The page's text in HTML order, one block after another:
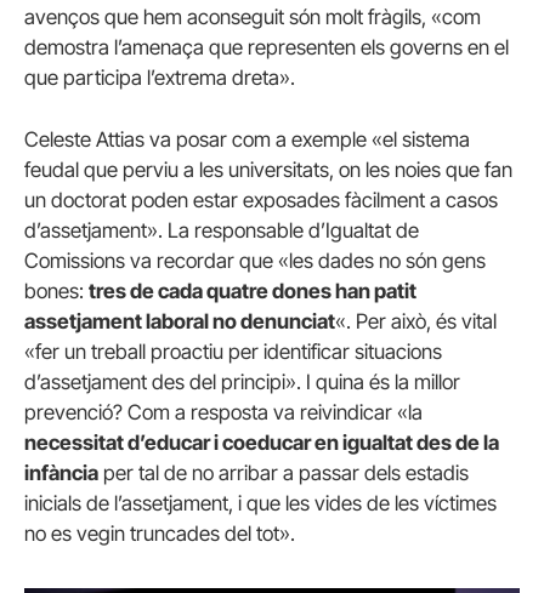
avenços que hem aconseguit són molt fràgils, «com
demostra l’amenaça que representen els governs en el
que participa l’extrema dreta».
Celeste Attias va posar com a exemple «el sistema
feudal que perviu a les universitats, on les noies que fan
un doctorat poden estar exposades fàcilment a casos
d’assetjament». La responsable d’Igualtat de
Comissions va recordar que «les dades no són gens
bones: tres de cada quatre dones han patit
assetjament laboral no denunciat«. Per això, és vital
«fer un treball proactiu per identificar situacions
d’assetjament des del principi». I quina és la millor
prevenció? Com a resposta va reivindicar «la
necessitat d’educar i coeducar en igualtat des de la
infància per tal de no arribar a passar dels estadis
inicials de l’assetjament, i que les vides de les víctimes
no es vegin truncades del tot».